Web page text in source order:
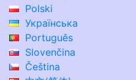
Polski
Українська
Português
Slovenčina
Čeština